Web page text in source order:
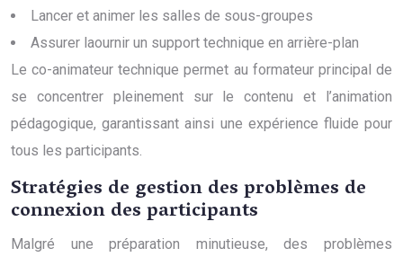
Lancer et animer les salles de sous-groupes
Assurer laournir un support technique en arrière-plan
Le co-animateur technique permet au formateur principal de
se concentrer pleinement sur le contenu et l’animation
pédagogique, garantissant ainsi une expérience fluide pour
tous les participants.
Stratégies de gestion des problèmes de
connexion des participants
Malgré une préparation minutieuse, des problèmes